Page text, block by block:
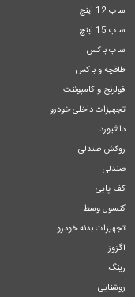
ساب 12 اینچ
ساب 15 اینچ
ساب باکس
طاقچه و باکس
فولرنج و کامپوننت
تجهیزات داخلی خودرو
داشبورد
روکش صندلی
صندلی
کف پایی
کنسول وسط
تجهیزات بدنه خودرو
اگزوز
رینگ
روشنایی